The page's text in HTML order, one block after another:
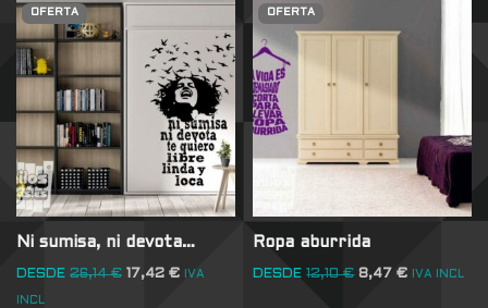
OFERTA
Ni sumisa, ni devota…
DESDE 26,14€ 17,42 € IVA
INCL
OFERTA
Ropa aburrida
DESDE 12,10€ 8,47€ IVA INCL